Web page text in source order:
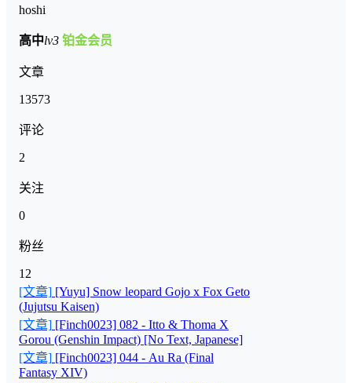
hoshi
高中lv3 铂金会员
文章
13573
评论
2
关注
0
粉丝
12
[文章] [Yuyu] Snow leopard Gojo x Fox Geto
(Jujutsu Kaisen)
[文章] [Finch0023] 082 - Itto & Thoma X
Gorou (Genshin Impact) [No Text, Japanese]
[文章] [Finch0023] 044 - Au Ra (Final
Fantasy XIV)